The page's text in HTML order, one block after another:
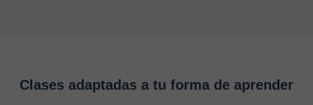
Clases adaptadas a tu forma de aprender